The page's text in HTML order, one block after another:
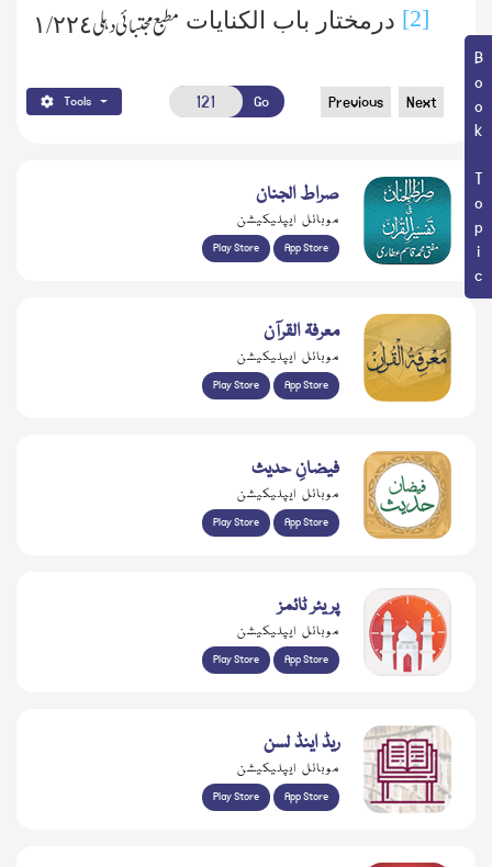
Book Topic
[2] درمختار باب الکنایات مطبع مجتبائی دہلی ١/٢٢٤
Tools Go Previous Next
صراط الجنان
موبائل ایپلیکیشن
Play Store App Store
معرفۃ القرآن
موبائل ایپلیکیشن
Play Store App Store
فیضانِ حدیث
موبائل ایپلیکیشن
Play Store App Store
پریئر ٹائمز
موبائل ایپلیکیشن
Play Store App Store
ریڈ اینڈ لسن
موبائل ایپلیکیشن
Play Store App Store